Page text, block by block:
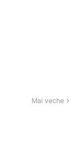
Mai veche